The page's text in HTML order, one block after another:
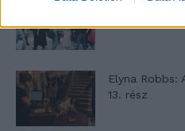
A
Elyna Robbs:
13. rész